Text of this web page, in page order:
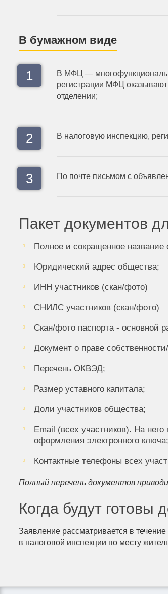
В бумажном виде
В МФЦ —
регистрации МФЦ
отделении;
В налоговую инспекцию,
По почте письмом с
Пакет документов
Полное и сокращенное название
Юридический адрес общества;
ИНН участников (скан/фото)
СНИЛС участников (скан/фото)
Скан/фото паспорта - основной
Документ о праве
Перечень ОКВЭД;
Размер уставного капитала;
Доли участников общества;
Email (всех участников). На
оформления электронного ключа;
Контактные телефоны всех
Полный перечень документов
Когда будут готовы
Заявление рассматривается в
в налоговой инспекции по месту